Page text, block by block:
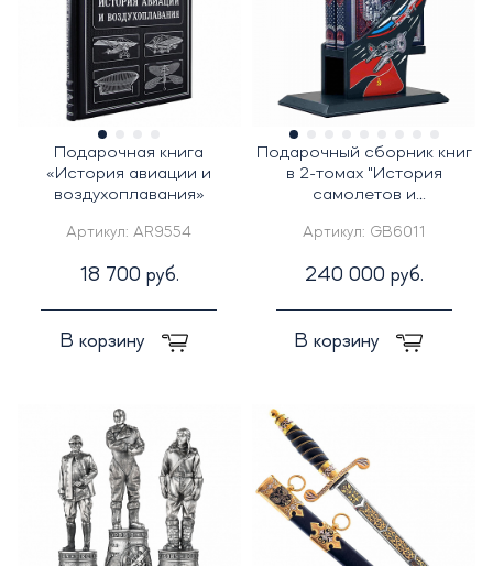
Подарочная книга
«История авиации и
воздухоплавания»
Артикул:AR9554
18 700 руб.
В корзину
Подарочный сборник книг
в 2-томах "История
самолетов и
подставке)
Артикул: GB6011
240 000 руб.
В корзину